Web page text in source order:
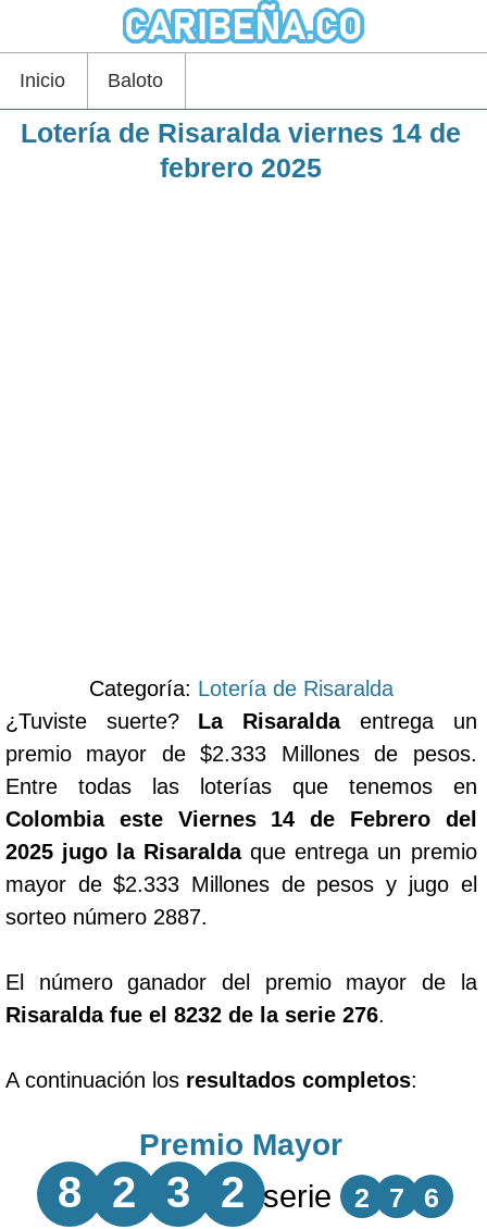
Inicio Baloto
Lotería de Risaralda viernes 14 de
febrero 2025
Categoría: Lotería de Risaralda
¿Tuviste suerte? La Risaraldaentrega un
premio mayor de $2.333 Millones de pesos.
Entre todas las loterías que tenemos en
Colombia este Viernes 14 de Febrero del
2025 jugo la Risaraldaque entrega un premio
mayor de $2.333 Millones de pesos y jugo el
sorteo número 2887.
El número ganador del premio mayor de la
Risaralda fue el 8232 de la serie 276.
A continuación los resultados completos:
Premio Mayor
8 2 3 2 serie 2 7 6